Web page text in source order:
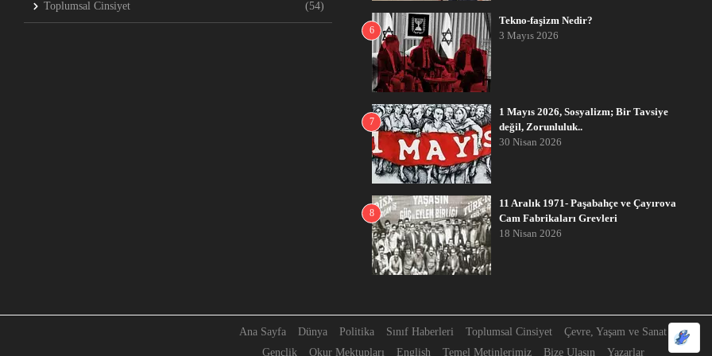
Toplumsal Cinsiyet (54)
6
Tekno-faşizm Nedir?
3 Mayıs 2026
7
1 Mayıs 2026, Sosyalizm; Bir Tavsiye
değil, Zorunluluk..
30 Nisan 2026
8
11 Aralık 1971- Paşabahçe ve Çayırova
Cam Fabrikaları Grevleri
18 Nisan 2026
Ana Sayfa Dünya Politika Sınıf Haberleri Toplumsal Cinsiyet
Çevre, Yaşam ve Sanat
Gençlik
Okur Mektupları English Temel Metinlerimiz Bize Ulaşın Yazarlar